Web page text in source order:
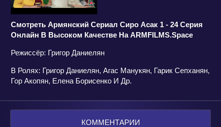
Смотреть Армянский Сериал Сиро Асак 1 - 24 Серия
Онлайн В Высоком Качестве На ARMFILMS.space
Режиссёр: Григор Даниелян
В Ролях: Григор Даниелян, Агас Манукян, Гарик Сепханян,
Гор Акопян, Елена Борисенко И Др.
КОММЕНТАРИИ